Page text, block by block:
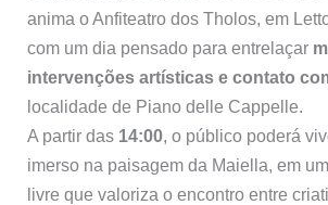
anima o Anfiteatro dos Tholos, em
com um dia pensado para entrelaçar
intervenções artísticas e contato
localidade de Piano delle Cappelle.
A partir das 14:00, o público poderá
imerso na paisagem da Maiella, em
livre que valoriza o encontro entre